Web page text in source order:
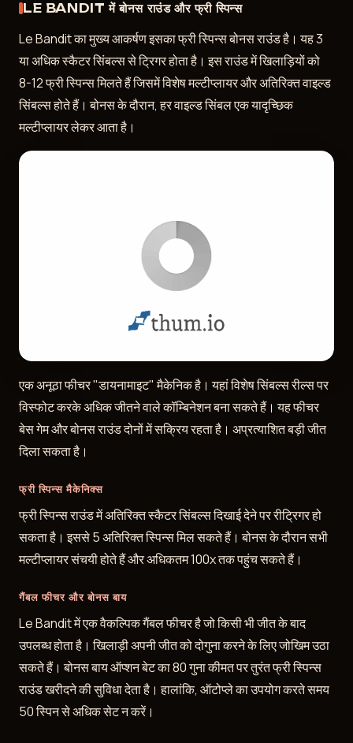
LE BANDIT में बोनस राउंड और फ्री स्पिन्स
Le Bandit का मुख्य आकर्षण इसका फ्री स्पिन्स बोनस राउंड है। यह 3
या अधिक स्कैटर सिंबल्स से ट्रिगर होता है। इस राउंड में खिलाड़ियों को
8-12 फ्री स्पिन्स मिलते हैं जिसमें विशेष मल्टीप्लायर और अतिरिक्त वाइल्ड
सिंबल्स होते हैं। बोनस के दौरान, हर वाइल्ड सिंबल एक यादृच्छिक
मल्टीप्लायर लेकर आता है।
एक अनूठा फीचर "डायनामाइट" मैकेनिक है। यहां विशेष सिंबल्स रील्स पर
विस्फोट करके अधिक जीतने वाले कॉम्बिनेशन बना सकते हैं। यह फीचर
बेस गेम और बोनस राउंड दोनों में सक्रिय रहता है। अप्रत्याशित बड़ी जीत
दिला सकता है।
फ्री स्पिन्स मैकेनिक्स
फ्री स्पिन्स राउंड में अतिरिक्त स्कैटर सिंबल्स दिखाई देने पर रीट्रिगर हो
सकता है। इससे 5 अतिरिक्त स्पिन्स मिल सकते हैं। बोनस के दौरान सभी
मल्टीप्लायर संचयी होते हैं और अधिकतम 100x तक पहुंच सकते हैं।
गैंबल फीचर और बोनस बाय
Le Bandit में एक वैकल्पिक गैंबल फीचर है जो किसी भी जीत के बाद
उपलब्ध होता है। खिलाड़ी अपनी जीत को दोगुना करने के लिए जोखिम उठा
सकते हैं। बोनस बाय ऑप्शन बेट का 80 गुना कीमत पर तुरंत फ्री स्पिन्स
राउंड खरीदने की सुविधा देता है। हालांकि, ऑटोप्ले का उपयोग करते समय
50 स्पिन से अधिक सेट न करें।